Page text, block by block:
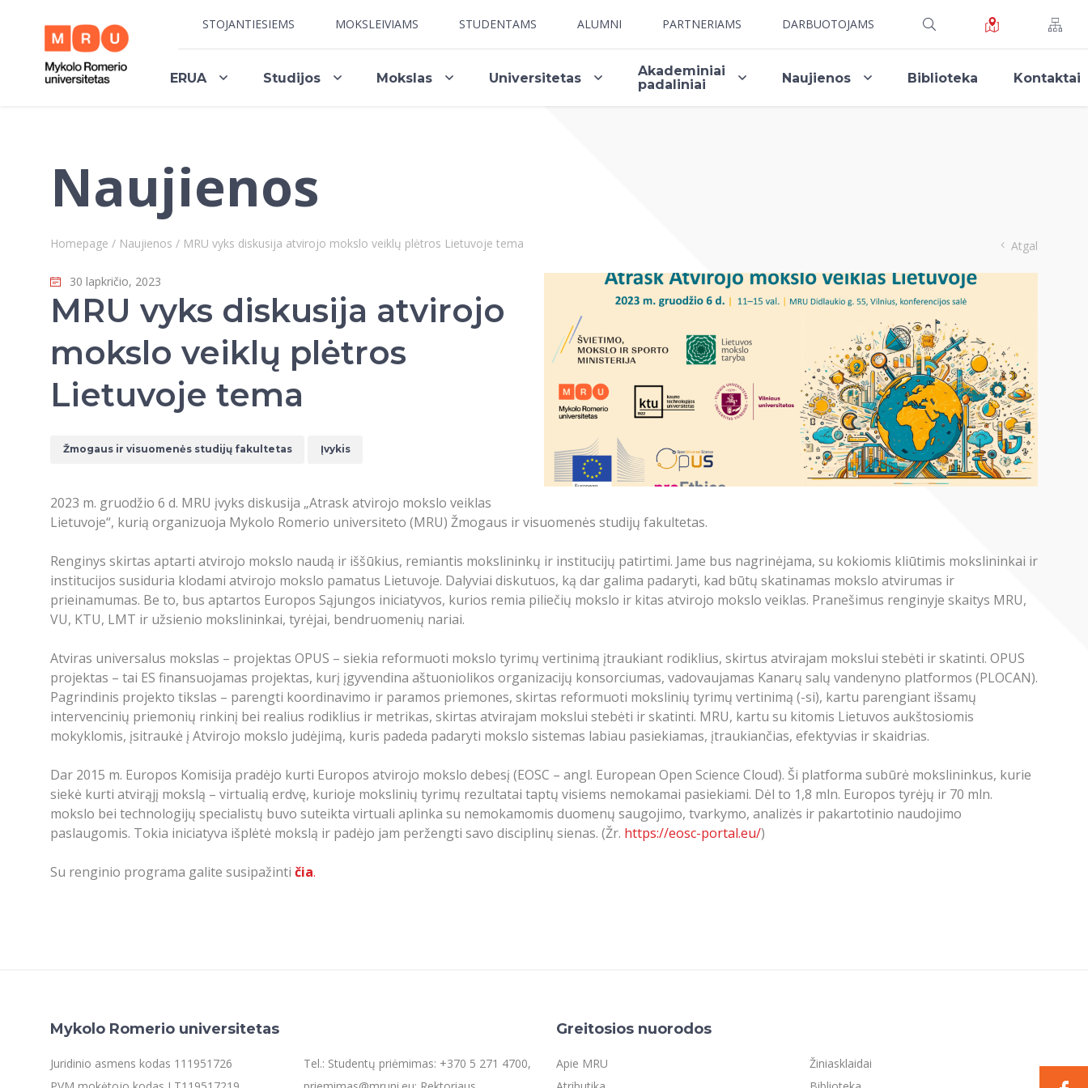
STOJANTIESIEMS MOKSLEIVIAMS STUDENTAMS ALUMNI PARTNERIAMS DARBUOTOJAMS
ERUA Studijos Mokslas Universitetas
Akademiniai
padaliniai
Naujienos Biblioteka Kontaktai
Naujienos
Homepage / Naujienos / MRU vyks diskusija atvirojo mokslo veiklų plėtros Lietuvoje tema Atgal
30 lapkričio, 2023
MRU vyks diskusija atvirojo
mokslo veiklų plėtros
Lietuvoje tema
Žmogaus ir visuomenės studijų fakultetas Įvykis
2023 m. gruodžio 6 d. MRU įvyks diskusija „Atrask atvirojo mokslo veiklas
Lietuvoje“, kurią organizuoja Mykolo Romerio universiteto (MRU) Žmogaus ir visuomenės studijų fakultetas.
Renginys skirtas aptarti atvirojo mokslo naudą ir iššūkius, remiantis mokslininkų ir institucijų patirtimi. Jame bus nagrinėjama, su kokiomis kliūtimis mokslininkai ir
institucijos susiduria klodami atvirojo mokslo pamatus Lietuvoje. Dalyviai diskutuos, ką dar galima padaryti, kad būtų skatinamas mokslo atvirumas ir
prieinamumas. Be to, bus aptartos Europos Sąjungos iniciatyvos, kurios remia piliečių mokslo ir kitas atvirojo mokslo veiklas. Pranešimus renginyje skaitys MRU,
VU, KTU, LMT ir užsienio mokslininkai, tyrėjai, bendruomenių nariai.
Atviras universalus mokslas – projektas OPUS – siekia reformuoti mokslo tyrimų vertinimą įtraukiant rodiklius, skirtus atvirajam mokslui stebėti ir skatinti. OPUS
projektas – tai ES finansuojamas projektas, kurį įgyvendina aštuoniolikos organizacijų konsorciumas, vadovaujamas Kanarų salų vandenyno platformos (PLOCAN).
Pagrindinis projekto tikslas – parengti koordinavimo ir paramos priemones, skirtas reformuoti mokslinių tyrimų vertinimą (-si), kartu parengiant išsamų
intervencinių priemonių rinkinį bei realius rodiklius ir metrikas, skirtas atvirajam mokslui stebėti ir skatinti. MRU, kartu su kitomis Lietuvos aukštosiomis
mokyklomis, įsitraukė į Atvirojo mokslo judėjimą, kuris padeda padaryti mokslo sistemas labiau pasiekiamas, įtraukiančias, efektyvias ir skaidrias.
Dar 2015 m. Europos Komisija pradėjo kurti Europos atvirojo mokslo debesį (EOSC – angl. European Open Science Cloud). Ši platforma subūrė mokslininkus, kurie
siekė kurti atvirąjį mokslą – virtualią erdvę, kurioje mokslinių tyrimų rezultatai taptų visiems nemokamai pasiekiami. Dėl to 1,8 mln. Europos tyrėjų ir 70 mln.
mokslo bei technologijų specialistų buvo suteikta virtuali aplinka su nemokamomis duomenų saugojimo, tvarkymo, analizės ir pakartotinio naudojimo
paslaugomis. Tokia iniciatyva išplėtė mokslą ir padėjo jam peržengti savo disciplinų sienas. (Žr. https://eosc-portal.eu/)
Su renginio programa galite susipažinti čia.
Mykolo Romerio universitetas
Juridinio asmens kodas 111951726
Tel.: Studentų priėmimas: +370 5 271 4700,
Greitosios nuorodos
Apie MRU
Žiniasklaidai